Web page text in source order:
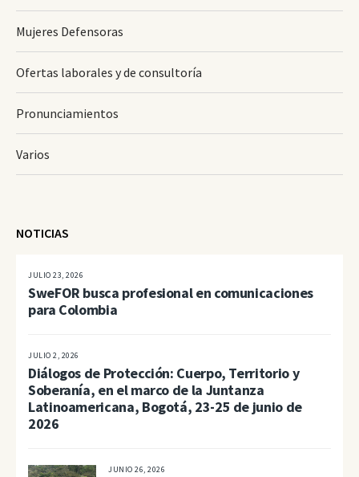
Mujeres Defensoras
Ofertas laborales y de consultoría
Pronunciamientos
Varios
NOTICIAS
JULIO 23, 2026
SweFOR busca profesional en comunicaciones
para Colombia
JULIO 2, 2026
Diálogos de Protección: Cuerpo, Territorio y
Soberanía, en el marco de la Juntanza
Latinoamericana, Bogotá, 23-25 de junio de
2026
JUNIO 26, 2026